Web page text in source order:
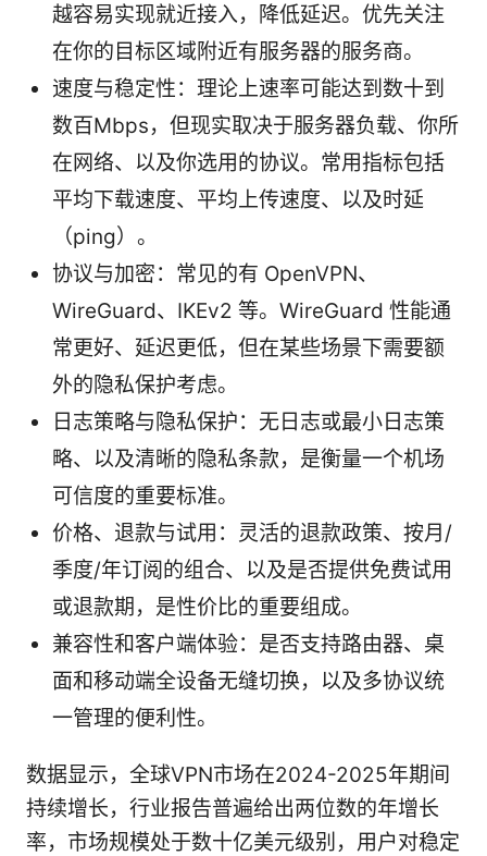
越容易实现就近接入，降低延迟。优先关注
在你的目标区域附近有服务器的服务商。
速度与稳定性：理论上速率可能达到数十到
数百Mbps，但现实取决于服务器负载、你所
在网络、以及你选用的协议。常用指标包括
平均下载速度、平均上传速度、以及时延
（ping）。
协议与加密：常见的有 OpenVPN、
WireGuard、IKEv2 等。WireGuard 性能通
常更好、延迟更低，但在某些场景下需要额
外的隐私保护考虑。
日志策略与隐私保护：无日志或最小日志策
略、以及清晰的隐私条款，是衡量一个机场
可信度的重要标准。
价格、退款与试用：灵活的退款政策、按月/
季度/年订阅的组合、以及是否提供免费试用
或退款期，是性价比的重要组成。
兼容性和客户端体验：是否支持路由器、桌
面和移动端全设备无缝切换，以及多协议统
一管理的便利性。
数据显示，全球VPN市场在2024-2025年期间
持续增长，行业报告普遍给出两位数的年增长
率，市场规模处于数十亿美元级别，用户对稳定